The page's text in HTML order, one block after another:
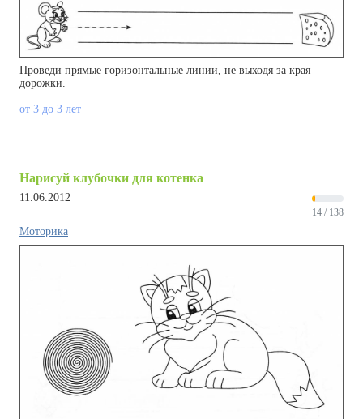
Проведи прямые горизонтальные линии, не выходя за края
дорожки.
от 3 до 3 лет
Нарисуй клубочки для котенка
11.06.2012
14 / 138
Моторика